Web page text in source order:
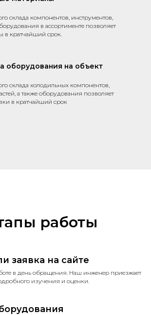
склада компонентов, инструментов,
в ассортименте позволяет
в кратчайший срок.
оборудования на объект
склада холодильных компонентов,
а также оборудования позволяет
в кратчайший срок
работы
заявка на сайте
в день обращения. Наш инженер приезжает
изучения и оценки.